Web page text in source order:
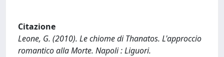
Citazione
Leone, G. (2010). Le chiome di Thanatos. L'approccio
romantico alla Morte. Napoli : Liguori.